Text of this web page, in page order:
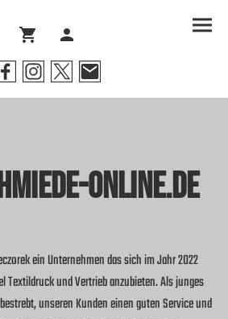
Online.de
ein Unternehmen das sich im Jahr 2022
Textildruck und Vertrieb anzubieten. Als junges
unseren Kunden einen guten Service und